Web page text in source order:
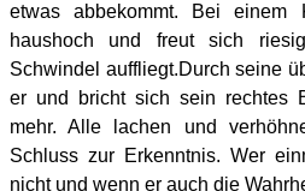
etwas abbekommt. Bei einem
haushoch und freut sich
Schwindel auffliegt.Durch seine
er und bricht sich sein rechtes
mehr. Alle lachen und
Schluss zur Erkenntnis. Wer
nicht und wenn er auch die